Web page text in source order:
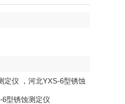
定仪 ， 河北YXS-6型锈蚀
6型锈蚀测定仪